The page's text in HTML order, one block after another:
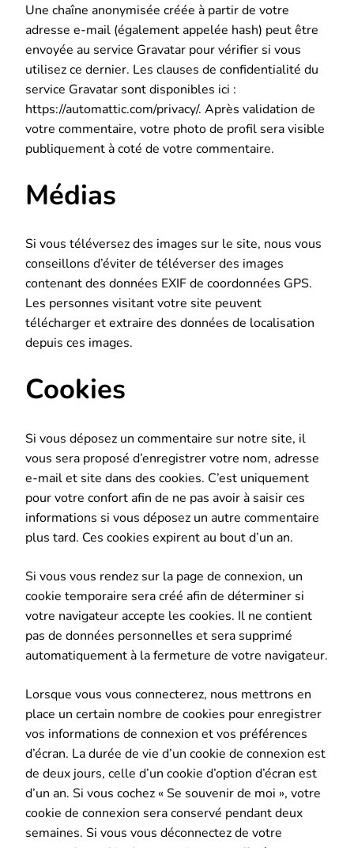
Une chaîne anonymisée créée à partir de votre
adresse e-mail (également appelée hash) peut être
envoyée au service Gravatar pour vérifier si vous
utilisez ce dernier. Les clauses de confidentialité du
service Gravatar sont disponibles ici :
https://automattic.com/privacy/. Après validation de
votre commentaire, votre photo de profil sera visible
publiquement à coté de votre commentaire.
Médias
Si vous téléversez des images sur le site, nous vous
conseillons d’éviter de téléverser des images
contenant des données EXIF de coordonnées GPS.
Les personnes visitant votre site peuvent
télécharger et extraire des données de localisation
depuis ces images.
Cookies
Si vous déposez un commentaire sur notre site, il
vous sera proposé d’enregistrer votre nom, adresse
e-mail et site dans des cookies. C’est uniquement
pour votre confort afin de ne pas avoir à saisir ces
informations si vous déposez un autre commentaire
plus tard. Ces cookies expirent au bout d’un an.
Si vous vous rendez sur la page de connexion, un
cookie temporaire sera créé afin de déterminer si
votre navigateur accepte les cookies. Il ne contient
pas de données personnelles et sera supprimé
automatiquement à la fermeture de votre navigateur.
Lorsque vous vous connecterez, nous mettrons en
place un certain nombre de cookies pour enregistrer
vos informations de connexion et vos préférences
d’écran. La durée de vie d’un cookie de connexion est
de deux jours, celle d’un cookie d’option d’écran est
d’un an. Si vous cochez « Se souvenir de moi », votre
cookie de connexion sera conservé pendant deux
semaines. Si vous vous déconnectez de votre